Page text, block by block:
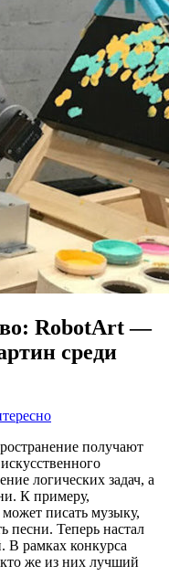
RobotArt —
среди
получают
логических задач, а
К примеру,
писать музыку,
песни. Теперь настал
В рамках конкурса
же из них лучший